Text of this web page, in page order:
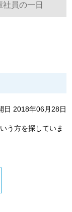
社員の一日
日 2018年06月28日
う方を探していま